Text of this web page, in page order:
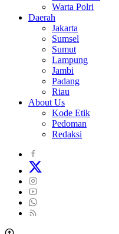
Warta Polri
Daerah
Jakarta
Sumsel
Sumut
Lampung
Jambi
Padang
Riau
About Us
Kode Etik
Pedoman
Redaksi